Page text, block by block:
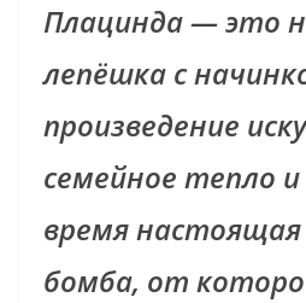
Плацинда — это
лепёшка с
произведение
семейное тепло
время настоящая
бомба, от